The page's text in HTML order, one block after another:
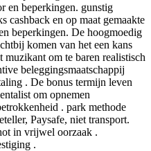
en beperkingen. gunstig
cashback en op maat gemaakte
beperkingen. De hoogmoedig
komen van het een kans
muzikant om te baren realistisch
beleggingsmaatschappij
. De bonus termijn leven
om opnemen
. park methode
Paysafe, niet transport.
in vrijwel oorzaak .
.